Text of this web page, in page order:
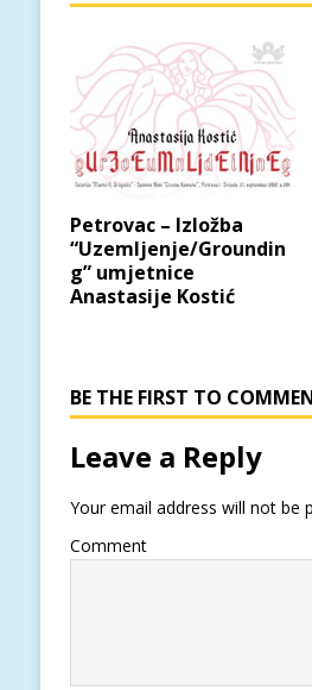
Petrovac – Izložba
“Uzemljenje/Groundin
g” umjetnice
Anastasije Kostić
BE THE FIRST TO
Leave a Reply
Your email address will not be
Comment